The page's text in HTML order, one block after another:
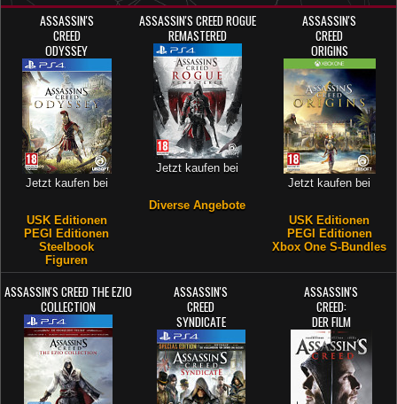
ASSASSIN'S
CREED
ODYSSEY
Jetzt kaufen bei
USK Editionen
PEGI Editionen
Steelbook
Figuren
ASSASSIN'S CREED ROGUE
REMASTERED
Jetzt kaufen bei
Diverse Angebote
ASSASSIN'S
CREED
ORIGINS
Jetzt kaufen bei
USK Editionen
PEGI Editionen
Xbox One S-Bundles
ASSASSIN'S CREED THE EZIO
COLLECTION
ASSASSIN'S
CREED
SYNDICATE
ASSASSIN'S
CREED:
DER FILM